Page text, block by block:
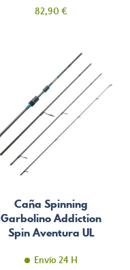
Precio
82,90 €
Caña Spinning
Garbolino Addiction
Spin Aventura UL
Envío 24 H